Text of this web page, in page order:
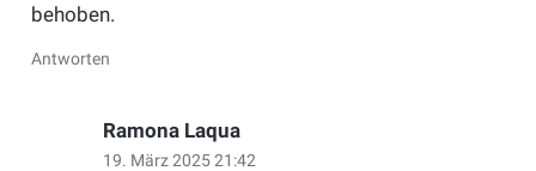
behoben.
Antworten
Ramona Laqua
19. März 2025 21:42